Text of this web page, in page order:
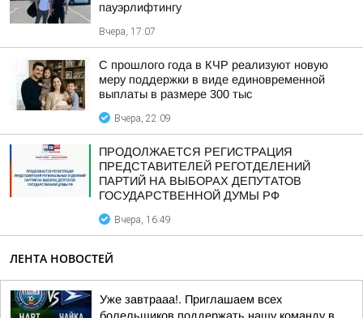
пауэрлифтингу
Вчера, 17:07
С прошлого года в КЧР реализуют новую
меру поддержки в виде единовременной
выплаты в размере 300 тыс
Вчера, 22:09
ПРОДОЛЖАЕТСЯ РЕГИСТРАЦИЯ
ПРЕДСТАВИТЕЛЕЙ РЕГОТДЕЛЕНИЙ
ПАРТИЙ НА ВЫБОРАХ ДЕПУТАТОВ
ГОСУДАРСТВЕННОЙ ДУМЫ РФ
Вчера, 16:49
ЛЕНТА НОВОСТЕЙ
Уже завтрааа!. Приглашаем всех